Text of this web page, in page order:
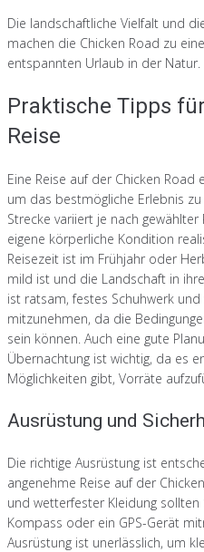
Die landschaftliche Vielfalt und
machen die Chicken Road zu
entspannten Urlaub in der Natur.
Praktische Tipps
Reise
Eine Reise auf der Chicken
um das bestmögliche Erlebnis
Strecke variiert je nach
eigene körperliche Kondition
Reisezeit ist im Frühjahr oder
mild ist und die Landschaft in
ist ratsam, festes Schuhwerk
mitzunehmen, da die
sein können. Auch eine gute
Übernachtung ist wichtig, da es
Möglichkeiten gibt, Vorräte
Ausrüstung und
Die richtige Ausrüstung ist
angenehme Reise auf der
und wetterfester Kleidung
Kompass oder ein GPS-Gerät
Ausrüstung ist unerlässlich, um